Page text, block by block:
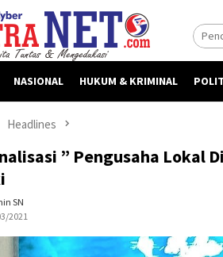
NASIONAL HUKUM & KRIMINAL
Headlines
” Pengusaha Lokal
SN
2021